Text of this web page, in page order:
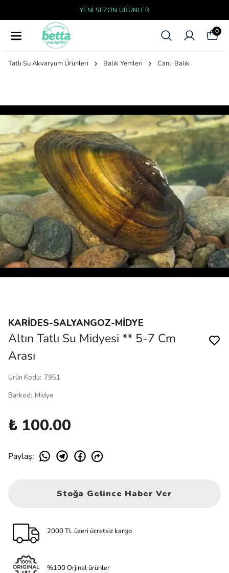
YENI SEZON ÜRÜNLER
0
Tatlı Su Akvaryum Ürünleri Balık Yemleri Canlı Balık
KARİDES-SALYANGOZ-MİDYE
Altın Tatlı Su Midyesi ** 5-7 Cm
Arası
Ürün Kodu: 7951
Barkod: Midye
₺ 100.00
Paylaş:
Stoğa Gelince Haber Ver
2000 TL üzeri ücretsiz kargo
%100 Orjinal ürünler